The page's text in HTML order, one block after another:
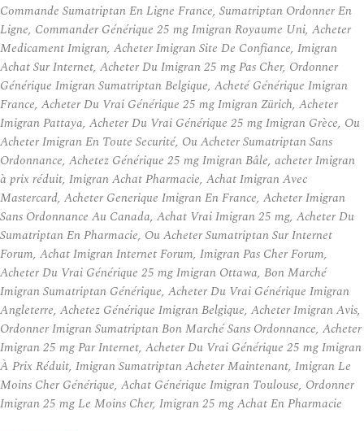
Commande Sumatriptan En Ligne France, Sumatriptan Ordonner En
Ligne, Commander Générique 25 mg Imigran Royaume Uni, Acheter
Medicament Imigran, Acheter Imigran Site De Confiance, Imigran
Achat Sur Internet, Acheter Du Imigran 25 mg Pas Cher, Ordonner
Générique Imigran Sumatriptan Belgique, Acheté Générique Imigran
France, Acheter Du Vrai Générique 25 mg Imigran Zürich, Acheter
Imigran Pattaya, Acheter Du Vrai Générique 25 mg Imigran Grèce, Ou
Acheter Imigran En Toute Securité, Ou Acheter Sumatriptan Sans
Ordonnance, Achetez Générique 25 mg Imigran Bâle, acheter Imigran
à prix réduit, Imigran Achat Pharmacie, Achat Imigran Avec
Mastercard, Acheter Generique Imigran En France, Acheter Imigran
Sans Ordonnance Au Canada, Achat Vrai Imigran 25 mg, Acheter Du
Sumatriptan En Pharmacie, Ou Acheter Sumatriptan Sur Internet
Forum, Achat Imigran Internet Forum, Imigran Pas Cher Forum,
Acheter Du Vrai Générique 25 mg Imigran Ottawa, Bon Marché
Imigran Sumatriptan Générique, Acheter Du Vrai Générique Imigran
Angleterre, Achetez Générique Imigran Belgique, Acheter Imigran Avis,
Ordonner Imigran Sumatriptan Bon Marché Sans Ordonnance, Acheter
Imigran 25 mg Par Internet, Acheter Du Vrai Générique 25 mg Imigran
À Prix Réduit, Imigran Sumatriptan Acheter Maintenant, Imigran Le
Moins Cher Générique, Achat Générique Imigran Toulouse, Ordonner
Imigran 25 mg Le Moins Cher, Imigran 25 mg Achat En Pharmacie